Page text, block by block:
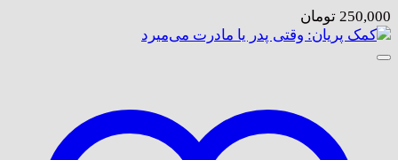
250,000 تومان